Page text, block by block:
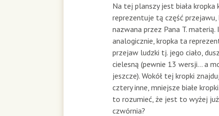
Na tej planszy jest biała kropka
reprezentuje tą część
nazwana przez Pana T. materią.
analogicznie, kropka ta
przejaw ludzki tj. jego ciało,
cielesną (pewnie 13 wersji... a
jeszcze). Wokół tej kropki
cztery inne, mniejsze białe
to rozumieć, że jest to wyżej
czwórnia?